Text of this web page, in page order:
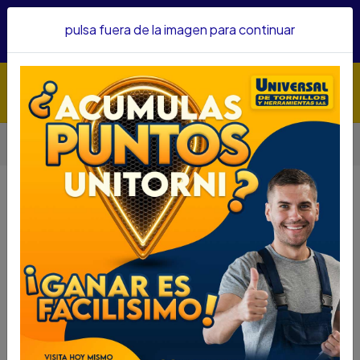
confianza&nbsp;Recibe un KIT PARRILLERO por compras
Inicio Automotriz
Gatos Hidraulicos
GATO CREMALLERA UYUSTOOLS 20"PUL GAC020
GATO CREMALLERA UYUSTOOLS
20"PUL GAC020
GATO CREMALLERA UYUSTOOLS 20"PUL GAC020
SKU...61701051
DESCRIPCIÓN...
ESPECIFICACIONES
Gato manual de marca Ferton de funcionamiento
pulsa fuera de la imagen para continuar